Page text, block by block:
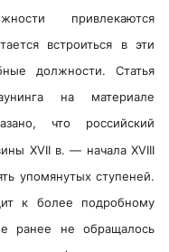
привлекаются
встроиться в эти
должности. Статья
на материале
что российский
XVII в. — начала XVIII
упомянутых ступеней.
к более подробному
ранее не обращалось